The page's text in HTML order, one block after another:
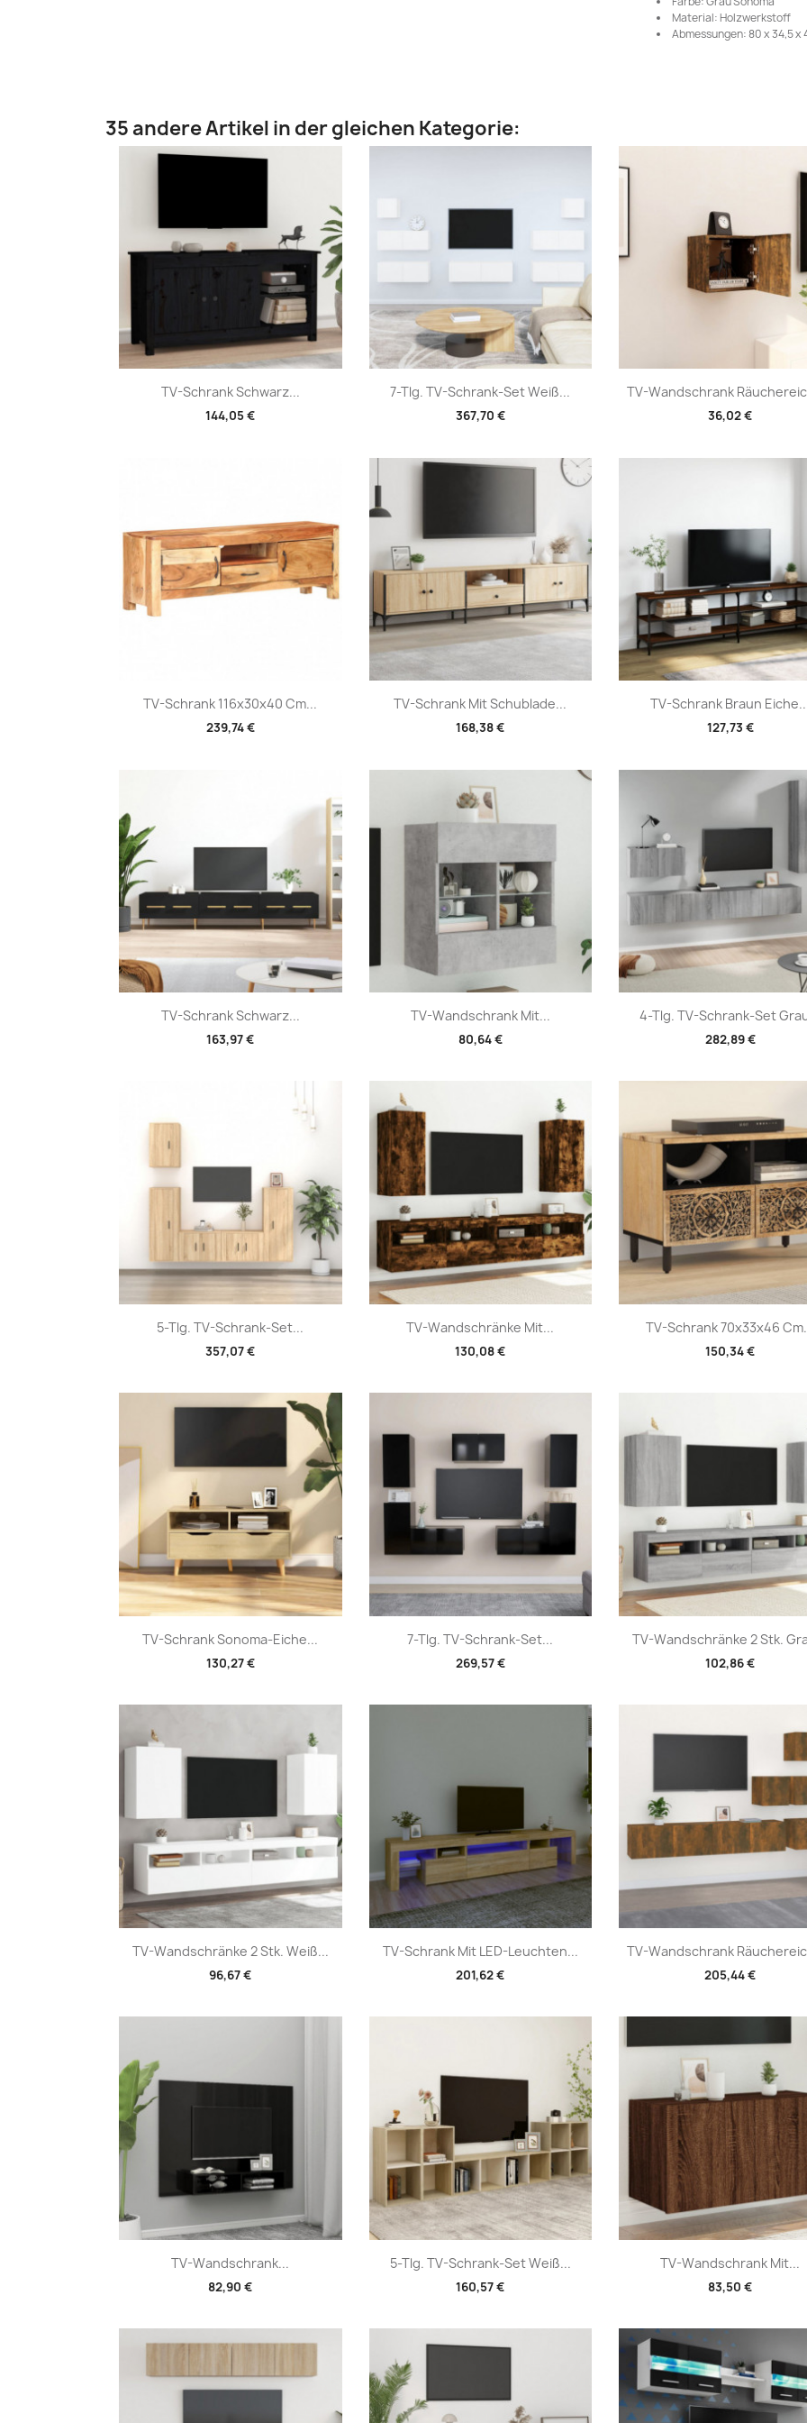
Material: Holzwerkstoff
Abmessungen: 80 x 34,5 x
35 andere Artikel in der gleichen Kategorie:
TV-Schrank Schwarz...
144,05 €
Vorschau 7-Tlg. TV-Schrank-Set Weiß...
367,70 €
Vorschau TV-Wandschrank
36,02 €
Vorschau
TV-Schrank 116x30x40 Cm...
239,74 €
Vorschau TV-Schrank Mit Schublade...
168,38 €
Vorschau TV-Schrank Braun
127,73 €
Vorschau
TV-Schrank Schwarz...
163,97 €
Vorschau TV-Wandschrank Mit...
80,64 €
Vorschau 4-Tlg. TV-Schrank-Set
282,89 €
Vorschau
5-Tlg. TV-Schrank-Set...
357,07 €
Vorschau TV-Wandschränke Mit...
130,08 €
Vorschau TV-Schrank 70x33x46
150,34 €
Vorschau
TV-Schrank Sonoma-Eiche...
130,27 €
Vorschau 7-Tlg. TV-Schrank-Set...
269,57 €
Vorschau TV-Wandschränke 2 Stk.
102,86 €
Vorschau
TV-Wandschränke 2 Stk. Weiß...
96,67 €
Vorschau TV-Schrank Mit LED-Leuchten...
201,62 €
Vorschau TV-Wandschrank
205,44 €
Vorschau
TV-Wandschrank...
82,90 €
Vorschau 5-Tlg. TV-Schrank-Set Weiß...
160,57 €
Vorschau TV-Wandschrank Mit...
83,50 €
Vorschau